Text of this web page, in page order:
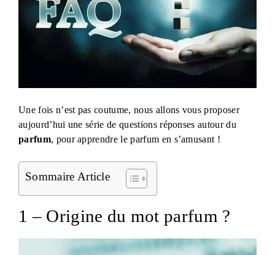
Une fois n’est pas coutume, nous allons vous proposer
aujourd’hui une série de questions réponses autour du
parfum, pour apprendre le parfum en s’amusant !
Sommaire Article
1 – Origine du mot parfum ?